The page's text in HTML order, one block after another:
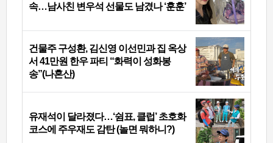
속…남사친 변우석 선물도 남겼나 ‘훈훈’
건물주 구성환, 김신영 이선민과 집 옥상
서 41만원 한우 파티 “화력이 성화봉
송”(나혼산)
유재석이 달라졌다…‘쉼표, 클럽’ 초호화
코스에 주우재도 감탄 (놀면 뭐하니?)